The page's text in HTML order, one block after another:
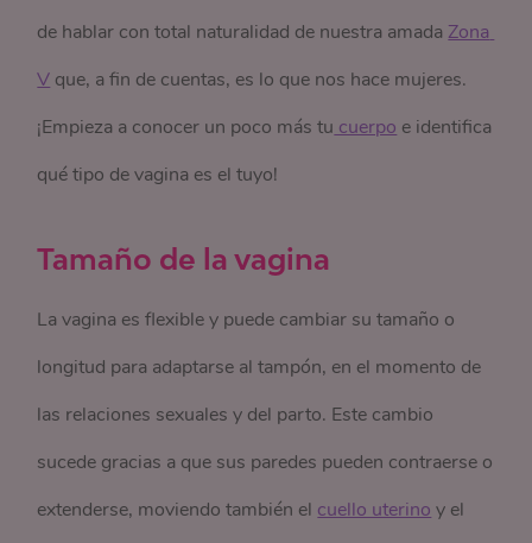
de hablar con total naturalidad de nuestra amada Zona
V que, a fin de cuentas, es lo que nos hace mujeres.
¡Empieza a conocer un poco más tu cuerpo e identifica
qué tipo de vagina es el tuyo!
Tamaño de la vagina
La vagina es flexible y puede cambiar su tamaño o
longitud para adaptarse al tampón, en el momento de
las relaciones sexuales y del parto. Este cambio
sucede gracias a que sus paredes pueden contraerse o
extenderse, moviendo también el cuello uterino y el